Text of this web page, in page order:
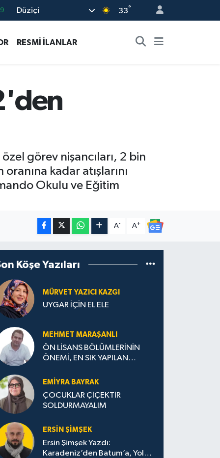
Düziçi 33°
RESMİ İLANLAR
görev nişancıları, 2 bin
kadar atışlarını
Okulu ve Eğitim
A- A+
Köşe Yazıları
MÜRVET YAZICI KAZGI
UYGAR İÇİN EL ELE
MEHMET MARAŞANLI
ÖN LİSANS BÖLÜMLERİNİN
ÖNEMİ, EN SIK YAPILAN
STRATEJİLERİ
EMIYRA BAYRAK
ÇOCUKLAR ÇİÇEKTİR
SOLDURMAYALIM
ERSIN ŞIMŞEK
Ersin Şimşek Yazdı:
Karadeniz’den Batum’a, Yolun